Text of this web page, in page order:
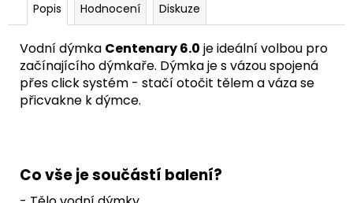
Popis Hodnocení Diskuze
Vodní dýmka Centenary 6.0 je ideální volbou pro
začínajícího dýmkaře. Dýmka je s vázou spojená
přes click systém - stačí otočit tělem a váza se
přicvakne k dýmce.
Co vše je součástí balení?